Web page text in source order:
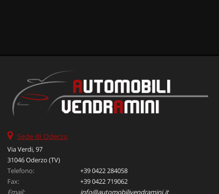
Sede di Oderzo
Via Verdi, 97
31046 Oderzo (TV)
Telefono:
+39 0422 284058
Fax:
+39 0422 719062
Email:
info@automobilivendramini.it